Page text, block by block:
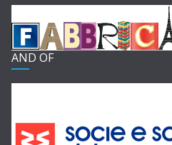
AND OF